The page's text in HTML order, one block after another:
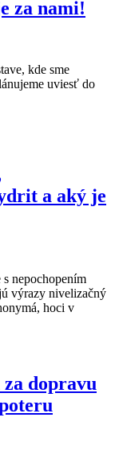
za nami!
kde sme
uviesť do
a aký je
nepochopením
výrazy nivelizačný
hoci v
za dopravu